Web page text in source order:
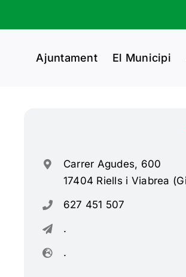
Ajuntament El Municipi
Carrer Agudes, 600
17404 Riells i Viabrea
627 451 507
.
.